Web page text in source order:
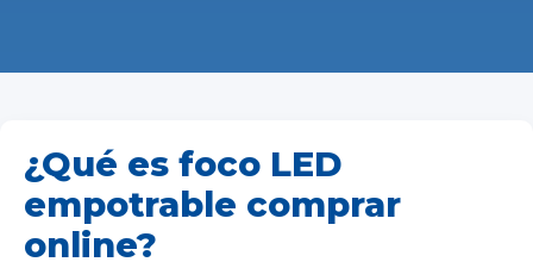
¿Qué es foco LED
empotrable comprar
online?